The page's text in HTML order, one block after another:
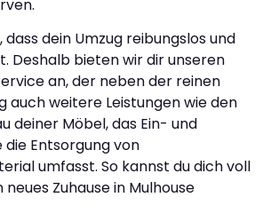
dass dein Umzug reibungslos und
Deshalb bieten wir dir unseren
an, der neben der reinen
auch weitere Leistungen wie den
deiner Möbel, das Ein- und
die Entsorgung von
umfasst. So kannst du dich voll
Zuhause in Mulhouse